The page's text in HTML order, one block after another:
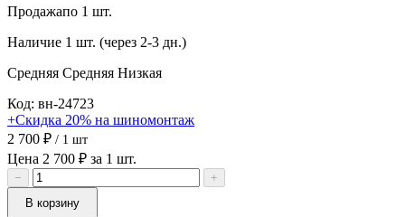
Продажапо 1 шт.
Наличие 1 шт. (через 2-3 дн.)
Средняя Средняя Низкая
Код: вн-24723
+Скидка 20% на шиномонтаж
2 700 ₽ / 1 шт
Цена 2 700 ₽ за 1 шт.
−
+
В корзину